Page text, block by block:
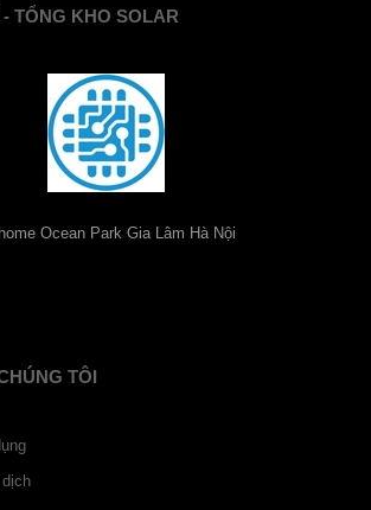
TỔNG KHO SOLAR
Ocean Park Gia Lâm Hà Nội
TÔI